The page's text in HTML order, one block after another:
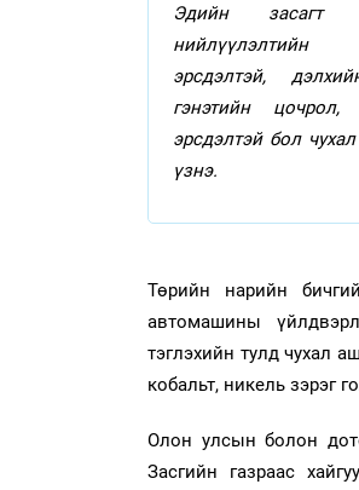
Эдийн засагт
нийлүүлэлтийн
эрсдэлтэй,
гэнэтийн цочрол,
эрсдэлтэй бол
үзнэ.
Төрийн нарийн
автомашины
тэглэхийн тулд чухал
кобальт, никель зэрэг
Олон улсын болон
Засгийн газраас